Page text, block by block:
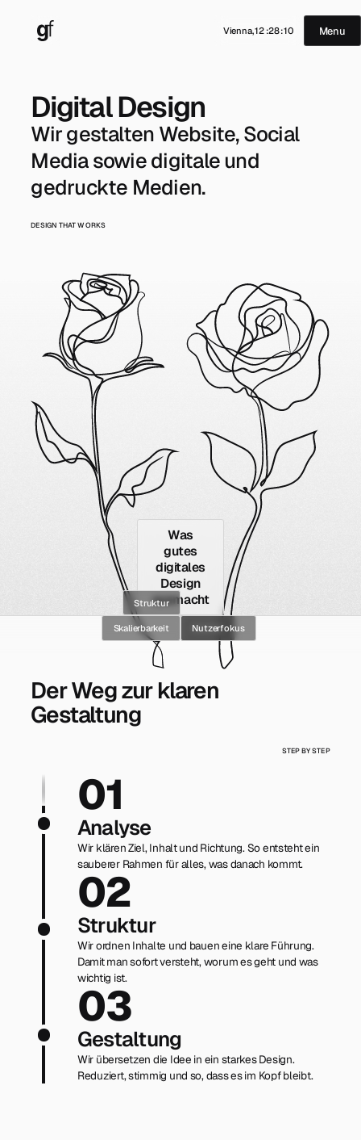
Vienna,12 :28: 11 Menu
Digital Design
Wir gestalten Website, Social
Media sowie digitale und
gedruckte Medien.
DESIGN THAT WORKS
Was
gutes
digitales
Design
ausmacht
Skalierbarkeit
Struktur
Klarheit
Nutzerfokus
Der Weg zur klaren
Gestaltung
01
Analyse
Wir klären Ziel, Inhalt und Richtung. So entsteht ein
sauberer Rahmen für alles, was danach kommt.
02
Struktur
Wir ordnen Inhalte und bauen eine klare Führung.
Damit man sofort versteht, worum es geht und was
wichtig ist.
03
Gestaltung
Wir übersetzen die Idee in ein starkes Design.
Reduziert, stimmig und so, dass es im Kopf bleibt.
STEP BY STEP